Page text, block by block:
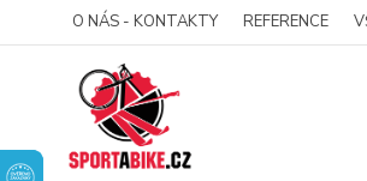
O NÁS - KONTAKTY REFERENCE